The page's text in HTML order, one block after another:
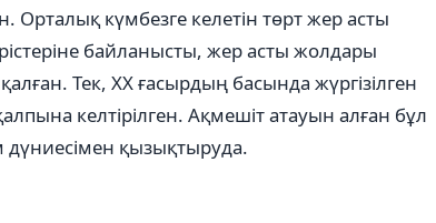
күмбезге келетін төрт жер асты
байланысты, жер асты жолдары
Тек, ХХ ғасырдың басында жүргізілген
келтірілген. Ақмешіт атауын алған бұл
дүниесімен қызықтыруда.